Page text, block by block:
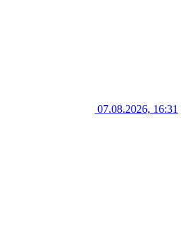
07.08.2026, 16:31